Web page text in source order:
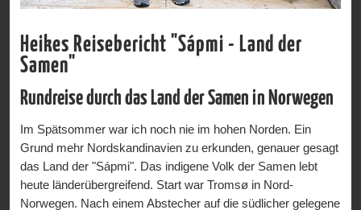
Heikes Reisebericht "Sápmi - Land der
Samen"
Rundreise durch das Land der Samen in Norwegen
Im Spätsommer war ich noch nie im hohen Norden. Ein
Grund mehr Nordskandinavien zu erkunden, genauer gesagt
das Land der "Sápmi". Das indigene Volk der Samen lebt
heute länderübergreifend. Start war Tromsø in Nord-
Norwegen. Nach einem Abstecher auf die südlicher gelegene